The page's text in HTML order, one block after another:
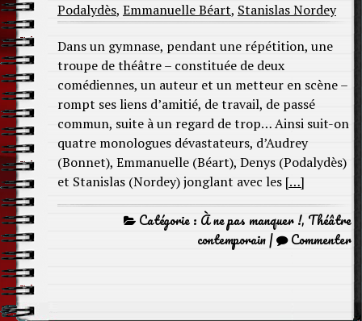
Podalydès, Emmanuelle Béart, Stanislas Nordey
Dans un gymnase, pendant une répétition, une
troupe de théâtre – constituée de deux
comédiennes, un auteur et un metteur en scène –
rompt ses liens d’amitié, de travail, de passé
commun, suite à un regard de trop… Ainsi suit-on
quatre monologues dévastateurs, d’Audrey
(Bonnet), Emmanuelle (Béart), Denys (Podalydès)
et Stanislas (Nordey) jonglant avec les […]
Catégorie : À ne pas manquer !, Théâtre
contemporain| Commenter